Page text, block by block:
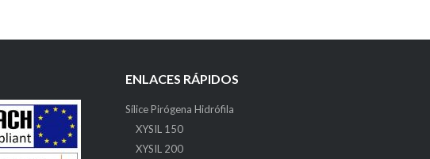
ENLACES RÁPIDOS
Sílice Pirógena Hidrófila
XYSIL 150
XYSIL 200